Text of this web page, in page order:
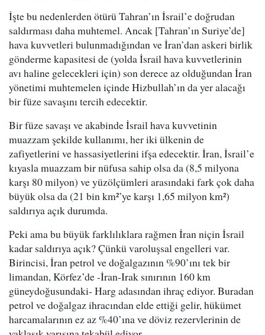
İşte bu nedenlerden ötürü Tahran’ın İsrail’e doğrudan
saldırması daha muhtemel. Ancak [Tahran’ın Suriye’de]
hava kuvvetleri bulunmadığından ve İran’dan askeri birlik
gönderme kapasitesi de (yolda İsrail hava kuvvetlerinin
avı haline gelecekleri için) son derece az olduğundan İran
yönetimi muhtemelen içinde Hizbullah’ın da yer alacağı
bir füze savaşını tercih edecektir.
Bir füze savaşı ve akabinde İsrail hava kuvvetinin
muazzam şekilde kullanımı, her iki ülkenin de
zafiyetlerini ve hassasiyetlerini ifşa edecektir. İran, İsrail’e
kıyasla muazzam bir nüfusa sahip olsa da (8,5 milyona
karşı 80 milyon) ve yüzölçümleri arasındaki fark çok daha
büyük olsa da (21 bin km²’ye karşı 1,65 milyon km²)
saldırıya açık durumda.
Peki ama bu büyük farklılıklara rağmen İran niçin İsrail
kadar saldırıya açık? Çünkü varoluşsal engelleri var.
Birincisi, İran petrol ve doğalgazının %90’ını tek bir
limandan, Körfez’de -İran-Irak sınırının 160 km
güneydoğusundaki- Harg adasından ihraç ediyor. Buradan
petrol ve doğalgaz ihracından elde ettiği gelir, hükümet
harcamalarının ez az %40’ına ve döviz rezervlerinin de